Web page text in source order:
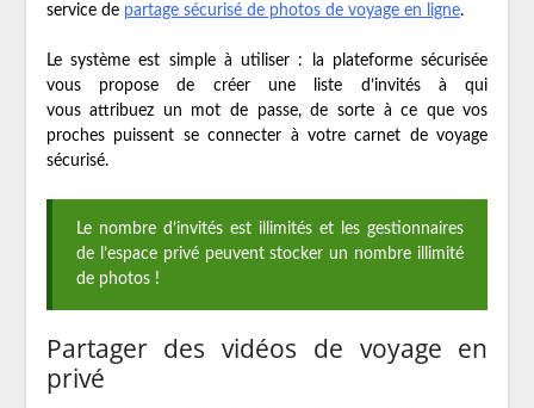
service de partage sécurisé de photos de voyage en ligne.
Le système est simple à utiliser : la plateforme sécurisée
vous propose de créer une liste d’invités à qui
vous attribuez un mot de passe, de sorte à ce que vos
proches puissent se connecter à votre carnet de voyage
sécurisé.
Le nombre d’invités est illimités et les gestionnaires
de l’espace privé peuvent stocker un nombre illimité
de photos !
Partager des vidéos de voyage en
privé